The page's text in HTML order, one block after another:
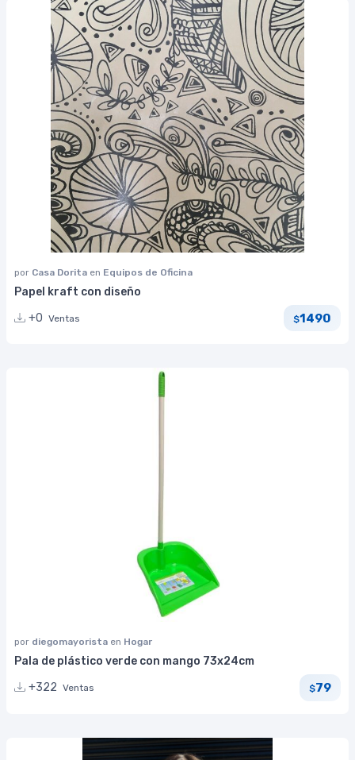
por Casa Dorita en Equipos de Oficina
Papel kraft con diseño
+0 Ventas $1490
por diegomayorista en Hogar
Pala de plástico verde con mango 73x24cm
+322 Ventas $79